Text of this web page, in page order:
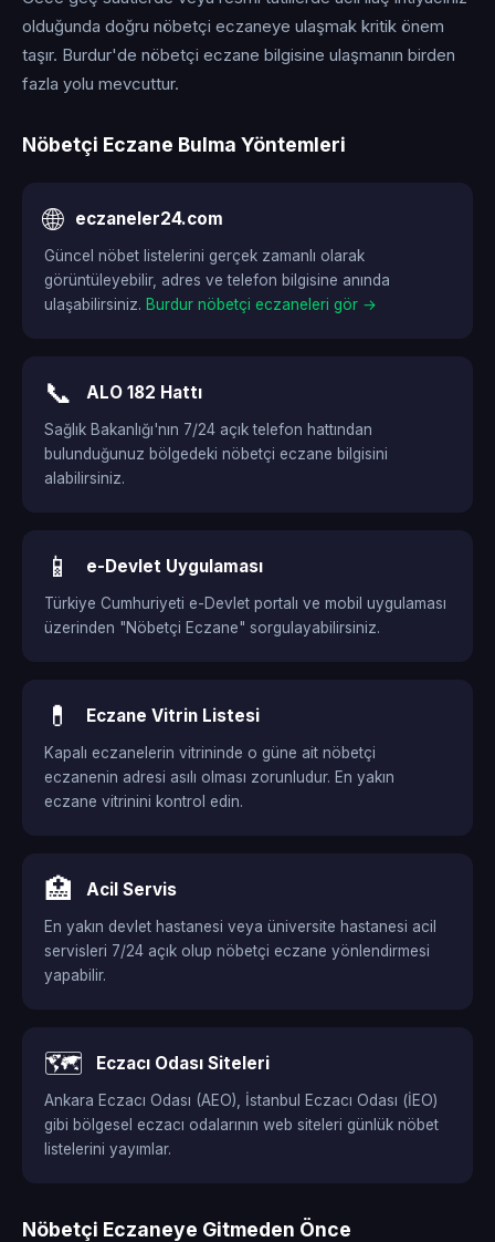
olduğunda doğru nöbetçi eczaneye ulaşmak kritik önem
taşır. Burdur'de nöbetçi eczane bilgisine ulaşmanın birden
fazla yolu mevcuttur.
Nöbetçi Eczane Bulma Yöntemleri
🌐 eczaneler24.com
Güncel nöbet listelerini gerçek zamanlı olarak
görüntüleyebilir, adres ve telefon bilgisine anında
ulaşabilirsiniz. Burdur nöbetçi eczaneleri gör →
📞 ALO 182 Hattı
Sağlık Bakanlığı'nın 7/24 açık telefon hattından
bulunduğunuz bölgedeki nöbetçi eczane bilgisini
alabilirsiniz.
📱 e-Devlet Uygulaması
Türkiye Cumhuriyeti e-Devlet portalı ve mobil uygulaması
üzerinden "Nöbetçi Eczane" sorgulayabilirsiniz.
💊 Eczane Vitrin Listesi
Kapalı eczanelerin vitrininde o güne ait nöbetçi
eczanenin adresi asılı olması zorunludur. En yakın
eczane vitrinini kontrol edin.
🏥 Acil Servis
En yakın devlet hastanesi veya üniversite hastanesi acil
servisleri 7/24 açık olup nöbetçi eczane yönlendirmesi
yapabilir.
🗺️ Eczacı Odası Siteleri
Ankara Eczacı Odası (AEO), İstanbul Eczacı Odası (İEO)
gibi bölgesel eczacı odalarının web siteleri günlük nöbet
listelerini yayımlar.
Nöbetçi Eczaneye Gitmeden Önce